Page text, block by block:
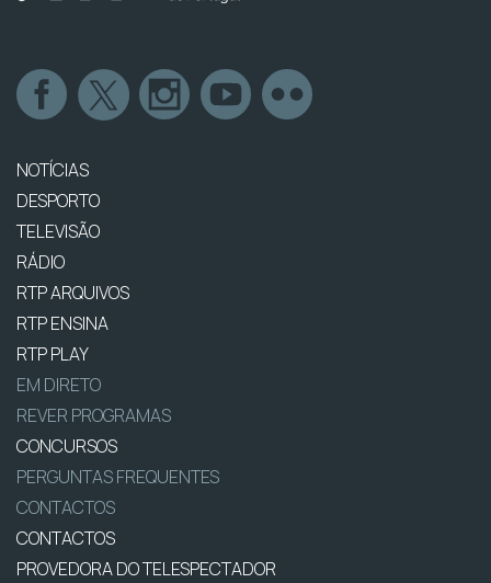
NOTÍCIAS
DESPORTO
TELEVISÃO
RÁDIO
RTP ARQUIVOS
RTP ENSINA
RTP PLAY
EM DIRETO
REVER PROGRAMAS
CONCURSOS
PERGUNTAS FREQUENTES
CONTACTOS
CONTACTOS
PROVEDORA DO TELESPECTADOR